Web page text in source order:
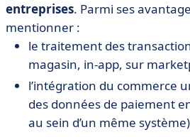
entreprises. Parmi ses
mentionner :
le traitement des
magasin, in-app, sur
l’intégration du commerce
des données de paiement
au sein d’un même